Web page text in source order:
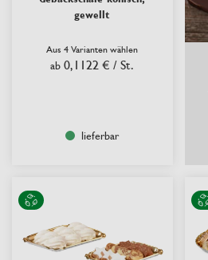
gewellt
Aus 4 Varianten wählen
ab 0,1122 € / St.
lieferbar